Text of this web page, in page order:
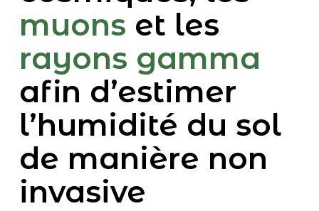
muons et les
rayons gamma
afin d’estimer
l’humidité du sol
de manière non
invasive